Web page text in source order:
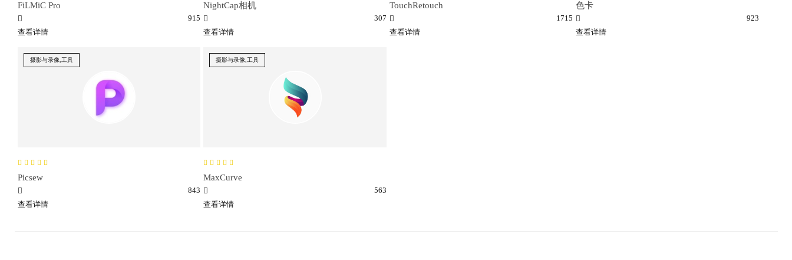
FiLMiC Pro
915
查看详情
NightCap相机
307
查看详情
TouchRetouch
1715
查看详情
色卡
923
查看详情
摄影与录像,工具
Picsew
843
查看详情
摄影与录像,工具
MaxCurve
563
查看详情